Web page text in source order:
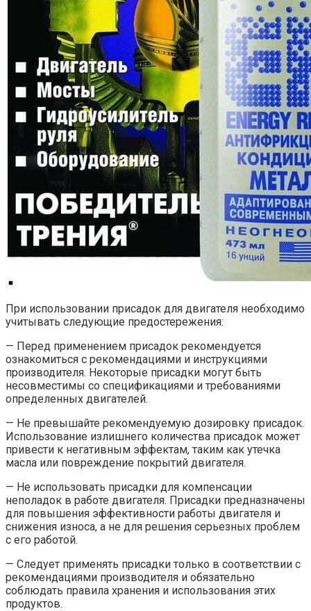
При использовании присадок для двигателя необходимо
учитывать следующие предостережения:
— Перед применением присадок рекомендуется
ознакомиться с рекомендациями и инструкциями
производителя. Некоторые присадки могут быть
несовместимы со спецификациями и требованиями
определенных двигателей.
— Не превышайте рекомендуемую дозировку присадок.
Использование излишнего количества присадок может
привести к негативным эффектам, таким как утечка
масла или повреждение покрытий двигателя.
— Не использовать присадки для компенсации
неполадок в работе двигателя. Присадки предназначены
для повышения эффективности работы двигателя и
снижения износа, а не для решения серьезных проблем
с его работой.
— Следует применять присадки только в соответствии с
рекомендациями производителя и обязательно
соблюдать правила хранения и использования этих
продуктов.